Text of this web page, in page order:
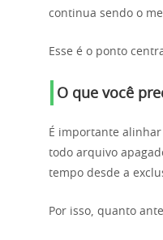
continua sendo o
Esse é o ponto
O que você
É importante
todo arquivo
tempo desde a
Por isso, quanto